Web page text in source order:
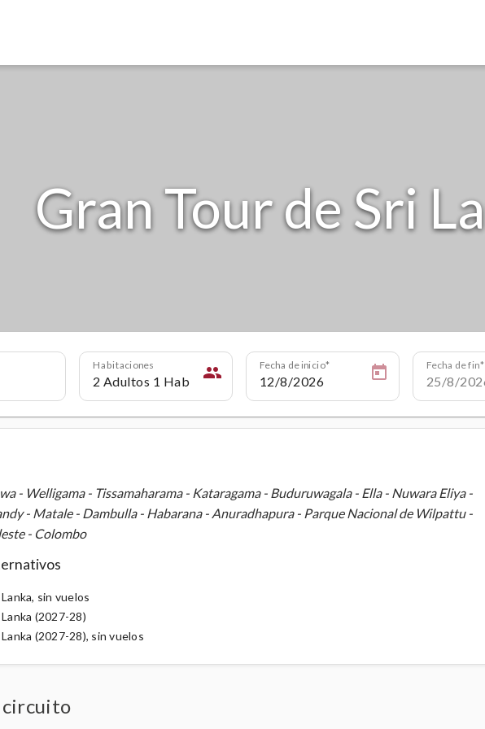
Gran Tour de Sri
Habitaciones people Fecha de inicio Fecha de fin
- Welligama - Tissamaharama - Kataragama - Buduruwagala - Ella - Nuwara Eliya -
- Matale - Dambulla - Habarana - Anuradhapura - Parque Nacional de Wilpattu -
- Colombo
sin vuelos
(2027-28)
(2027-28), sin vuelos
circuito